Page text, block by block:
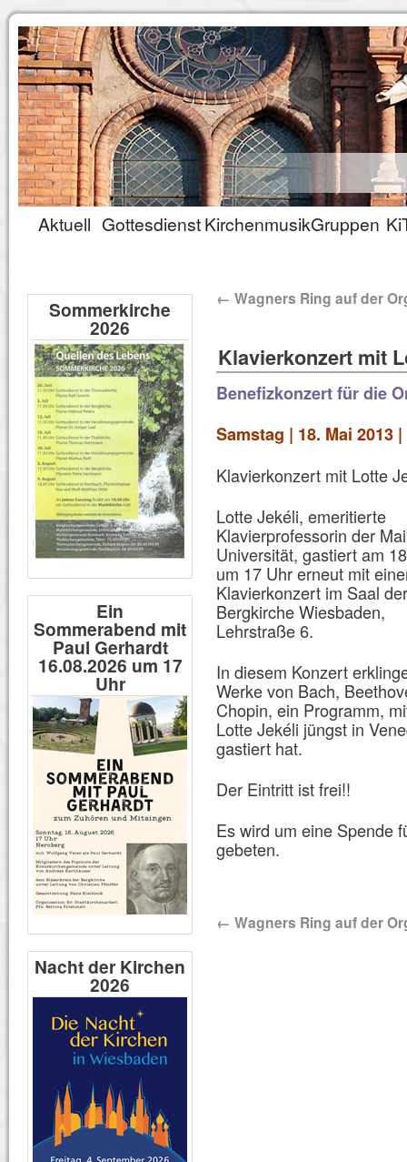
Aktuell GottesdienstKirchenmusikGruppen
← Wagners Ring auf der
Klavierkonzert mit
Benefizkonzert für die
Samstag | 18. Mai 2013
Klavierkonzert mit Lotte
Lotte Jekéli, emeritierte
Klavierprofessorin der
Universität, gastiert am
um 17 Uhr erneut mit
Klavierkonzert im Saal
Bergkirche Wiesbaden,
Lehrstraße 6.
In diesem Konzert
Werke von Bach,
Chopin, ein Programm,
Lotte Jekéli jüngst in
gastiert hat.
Der Eintritt ist frei!!
Es wird um eine Spende
gebeten.
← Wagners Ring auf der
Sommerkirche
2026
Ein
Sommerabend mit
Paul Gerhardt
16.08.2026 um 17
Uhr
Nacht der Kirchen
2026